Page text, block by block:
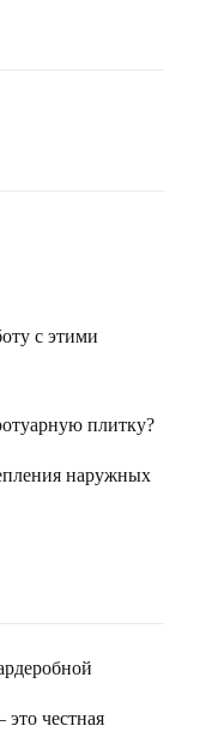
с этими
плитку?
наружных
честная